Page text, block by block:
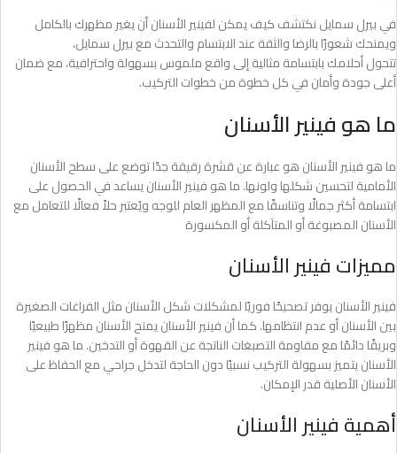
في بيرل سمايل نكتشف كيف يمكن لفينير الأسنان أن يغير مظهرك بالكامل
ويمنحك شعورًا بالرضا والثقة عند الابتسام والتحدث مع بيرل سمايل،
تتحول أحلامك بابتسامة مثالية إلى واقع ملموس بسهولة واحترافية، مع ضمان
أعلى جودة وأمان في كل خطوة من خطوات التركيب.
ما هو فينير الأسنان
ما هو فينير الأسنان هو عبارة عن قشرة رقيقة جدًا توضع على سطح الأسنان
الأمامية لتحسين شكلها ولونها. ما هو فينير الأسنان يساعد في الحصول على
ابتسامة أكثر جمالًا وتناسقًا مع المظهر العام للوجه ويُعتبر حلاً فعالًا للتعامل مع
الأسنان المصبوغة أو المتآكلة أو المكسورة
مميزات فينير الأسنان
فينير الأسنان يوفر تصحيحًا فوريًا لمشكلات شكل الأسنان مثل الفراغات الصغيرة
بين الأسنان أو عدم انتظامها. كما أن فينير الأسنان يمنح الأسنان مظهرًا طبيعيًا
وبريقًا دائمًا مع مقاومة التصبغات الناتجة عن القهوة أو التدخين. ما هو فينير
الأسنان يتميز بسهولة التركيب نسبيًا دون الحاجة لتدخل جراحي مع الحفاظ على
الأسنان الأصلية قدر الإمكان.
أهمية فينير الأسنان